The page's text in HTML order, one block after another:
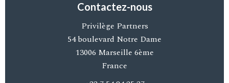
Contactez-nous
Privilège Partners
54 boulevard Notre Dame
13006 Marseille 6ème
France